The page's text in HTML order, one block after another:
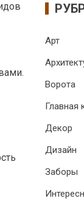
Арт
Ворота
Главная
Декор
Дизайн
Заборы